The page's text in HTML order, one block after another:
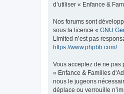
d’utiliser « Enfance &
Nos forums sont
sous la licence « GNU
Limited n’est pas
https://www.phpbb.com/.
Vous acceptez de ne pas
« Enfance & Familles
nous le jugeons
déplace ou verrouille